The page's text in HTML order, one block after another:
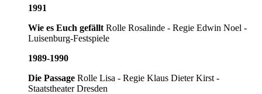
1991
Wie es Euch gefällt Rolle Rosalinde - Regie Edwin Noel -
Luisenburg-Festspiele
1989-1990
Die Passage Rolle Lisa - Regie Klaus Dieter Kirst -
Staatstheater Dresden